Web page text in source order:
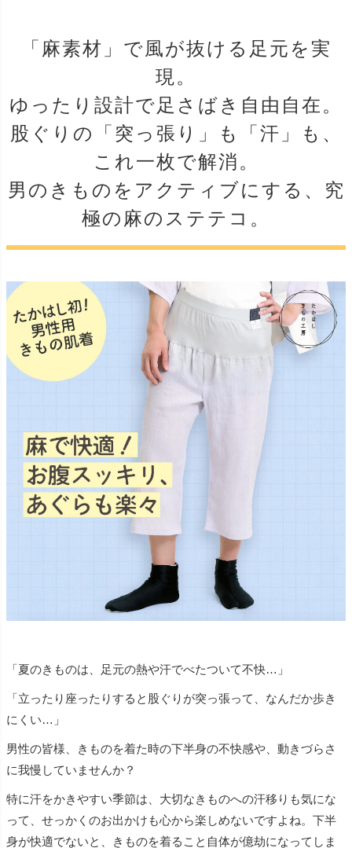
「麻素材」で風が抜ける足元を実
現。
ゆったり設計で足さばき自由自在。
股ぐりの「突っ張り」も「汗」も、
これ一枚で解消。
男のきものをアクティブにする、究
極の麻のステテコ。
「夏のきものは、足元の熱や汗でべたついて不快…」
「立ったり座ったりすると股ぐりが突っ張って、なんだか歩き
にくい…」
男性の皆様、きものを着た時の下半身の不快感や、動きづらさ
に我慢していませんか？
特に汗をかきやすい季節は、大切なきものへの汗移りも気にな
って、せっかくのお出かけも心から楽しめないですよね。下半
身が快適でないと、きものを着ること自体が億劫になってしま